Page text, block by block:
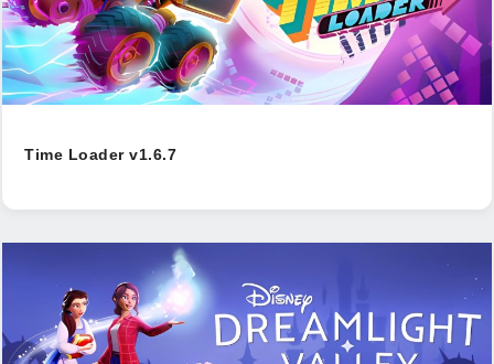
Time Loader v1.6.7